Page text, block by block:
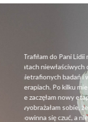
po wielu
kosztownych
powiedzieć,
tak, jak
(36 lat)
bez sił,
„Panią Lidię
pomocy w
za sobą
kliniczne,
diagnoz, a
mogła
rówieśników.